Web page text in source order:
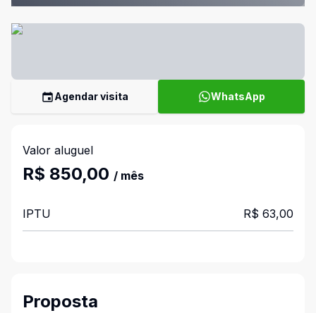
Agendar visita WhatsApp
Valor aluguel
R$ 850,00 / mês
IPTU R$ 63,00
Proposta